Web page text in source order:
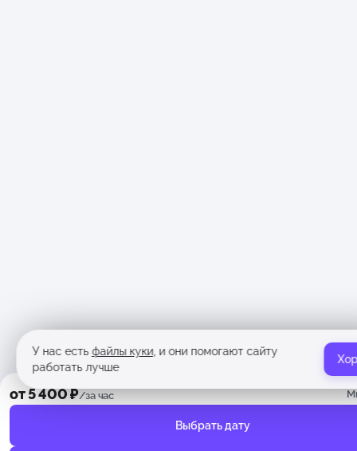
от 5 400 ₽/за час
Выбрать дату
У нас естьфайлы куки, и они помогают сайту
работать лучше